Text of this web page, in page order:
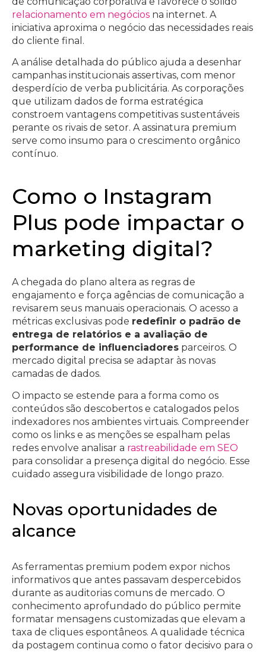
relacionamento em negócios na internet. A
iniciativa aproxima o negócio das necessidades reais
do cliente final.
A análise detalhada do público ajuda a desenhar
campanhas institucionais assertivas, com menor
desperdício de verba publicitária. As corporações
que utilizam dados de forma estratégica
constroem vantagens competitivas sustentáveis
perante os rivais de setor. A assinatura premium
serve como insumo para o crescimento orgânico
contínuo.
Como o Instagram
Plus pode impactar o
marketing digital?
A chegada do plano altera as regras de
engajamento e força agências de comunicação a
revisarem seus manuais operacionais. O acesso a
métricas exclusivas pode redefinir o padrão de
entrega de relatórios e a avaliação de
performance de influenciadores parceiros. O
mercado digital precisa se adaptar às novas
camadas de dados.
O impacto se estende para a forma como os
conteúdos são descobertos e catalogados pelos
indexadores nos ambientes virtuais. Compreender
como os links e as menções se espalham pelas
redes envolve analisar a rastreabilidade em SEO
para consolidar a presença digital do negócio. Esse
cuidado assegura visibilidade de longo prazo.
Novas oportunidades de
alcance
As ferramentas premium podem expor nichos
informativos que antes passavam despercebidos
durante as auditorias comuns de mercado. O
conhecimento aprofundado do público permite
formatar mensagens customizadas que elevam a
taxa de cliques espontâneos. A qualidade técnica
da postagem continua como o fator decisivo para o